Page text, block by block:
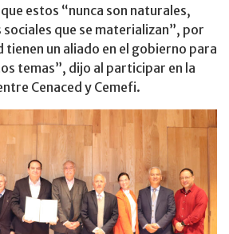
estos “nunca son naturales,
que se materializan”, por
tienen un aliado en el gobierno para
temas”, dijo al participar en la
Cenaced y Cemefi.